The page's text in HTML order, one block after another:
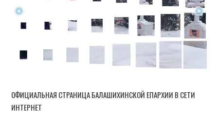
ОФИЦИАЛЬНАЯ СТРАНИЦА БАЛАШИХИНСКОЙ ЕПАРХИИ В СЕТИ
ИНТЕРНЕТ